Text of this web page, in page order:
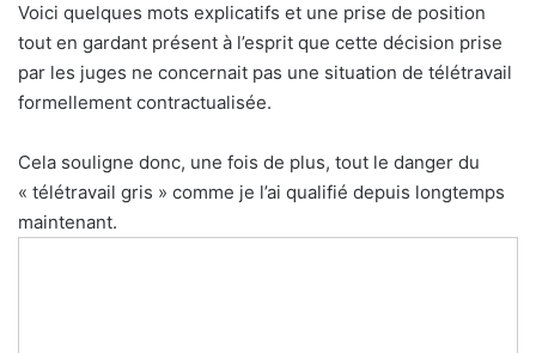
Voici quelques mots explicatifs et une prise de position
tout en gardant présent à l’esprit que cette décision prise
par les juges ne concernait pas une situation de télétravail
formellement contractualisée.
Cela souligne donc, une fois de plus, tout le danger du
« télétravail gris » comme je l’ai qualifié depuis longtemps
maintenant.